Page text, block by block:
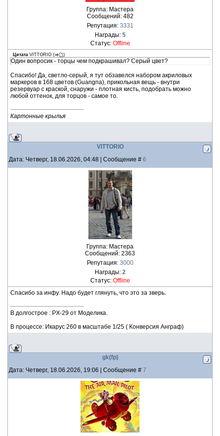
Группа: Мастера
Сообщений: 482
Репутация: 3331
Награды: 5
Статус: Offline
Цитата VITTORIO ( )
Один вопросик - торцы чем подкрашивал? Серый цвет?
Спасибо! Да, светло-серый, я тут обзавелся набором акриловых
маркеров в 168 цветов (Guangna), прикольная вещь - внутри
резервуар с краской, снаружи - плотная кисть, подобрать можно
любой оттенок, для торцов - самое то.
Картонные крылья
VITTORIO
Дата: Четверг, 18.06.2026, 04:48 | Сообщение # 6
Группа: Мастера
Сообщений: 2363
Репутация: 3000
Награды: 2
Статус: Offline
Спасибо за инфу. Надо будет глянуть, что это за зверь.
В долгострое : PX-29 от Моделика.
В процессе: Икарус 260 в масштабе 1/25 ( Конверсия Анграф)
gk(fp)
Дата: Четверг, 18.06.2026, 19:06 | Сообщение # 7